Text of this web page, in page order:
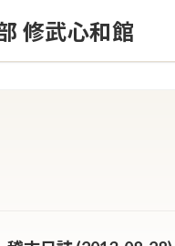
修武心和館